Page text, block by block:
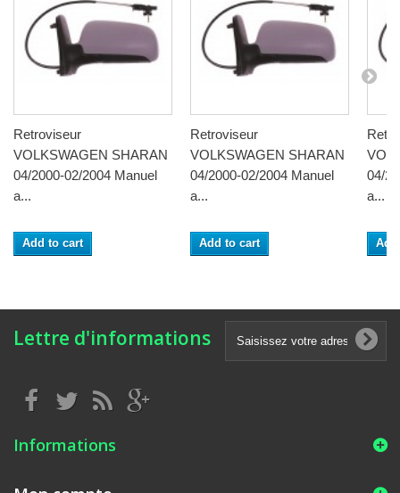
Retroviseur
VOLKSWAGEN SHARAN
04/2000-02/2004 Manuel
a...
Add to cart
Retroviseur
VOLKSWAGEN SHARAN
04/2000-02/2004 Manuel
a...
Add to cart
04/
a...
Lettre d'informations
Informations